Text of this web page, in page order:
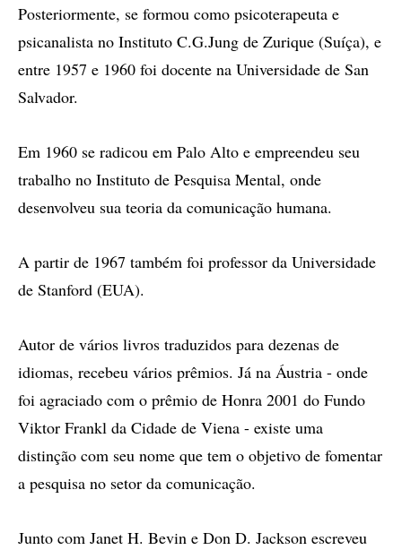
Posteriormente, se formou como psicoterapeuta e
psicanalista no Instituto C.G.Jung de Zurique (Suíça), e
entre 1957 e 1960 foi docente na Universidade de San
Salvador.
Em 1960 se radicou em Palo Alto e empreendeu seu
trabalho no Instituto de Pesquisa Mental, onde
desenvolveu sua teoria da comunicação humana.
A partir de 1967 também foi professor da Universidade
de Stanford (EUA).
Autor de vários livros traduzidos para dezenas de
idiomas, recebeu vários prêmios. Já na Áustria - onde
foi agraciado com o prêmio de Honra 2001 do Fundo
Viktor Frankl da Cidade de Viena - existe uma
distinção com seu nome que tem o objetivo de fomentar
a pesquisa no setor da comunicação.
Junto com Janet H. Bevin e Don D. Jackson escreveu